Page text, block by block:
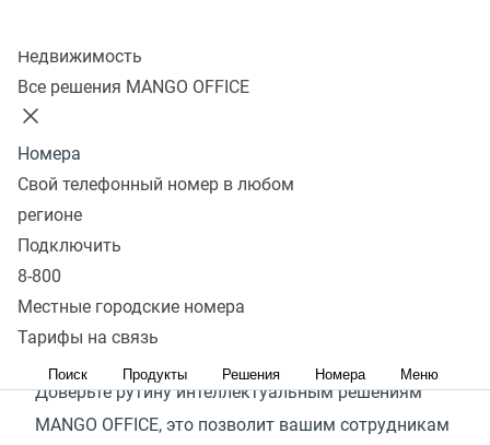
Недвижимость
Все решения MANGO OFFICE
Номера
Свой телефонный номер в любом
регионе
Подключить
8-800
Местные городские номера
Тарифы на связь
Поиск Продукты Решения Номера Меню
97%
рутинных задач в обслуживании клиентов можно
делегировать искусственному интеллекту
В коммуникации компании с клиентами очень
много рутины: повторяющиеся диалоги, ручная
прослушка разговоров, большое количество
исходящих звонков с одинаковым сообщением
ваших сотрудников — самого ценного ресурса
Доверьте рутину интеллектуальным решениям
MANGO OFFICE, это позволит вашим сотрудникам